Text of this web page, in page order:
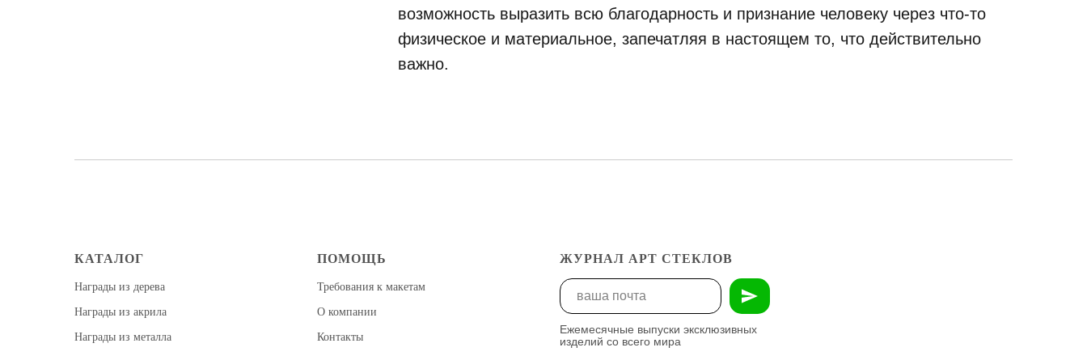
возможность выразить всю благодарность и признание человеку через что-то
физическое и материальное, запечатляя в настоящем то, что действительно
важно.
КАТАЛОГ
Награды из дерева
Награды из акрила
Награды из металла
ПОМОЩЬ
Требования к макетам
О компании
Контакты
ЖУРНАЛ АРТ СТЕКЛОВ
Ежемесячные выпуски эксклюзивных
изделий со всего мира